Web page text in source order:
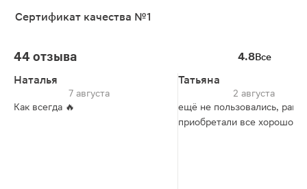
Сертификат качества №1
44 отзыва 4.8Все
Наталья
7 августа
Как всегда 🔥
Татьяна
2 августа
ещё не пользовались,
приобретали все хорошо.